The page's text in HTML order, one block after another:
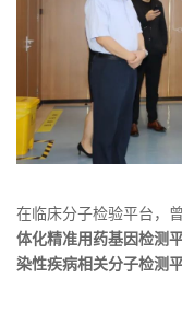
在临床分子检验平台，
体化精准用药基因检测
染性疾病相关分子检测